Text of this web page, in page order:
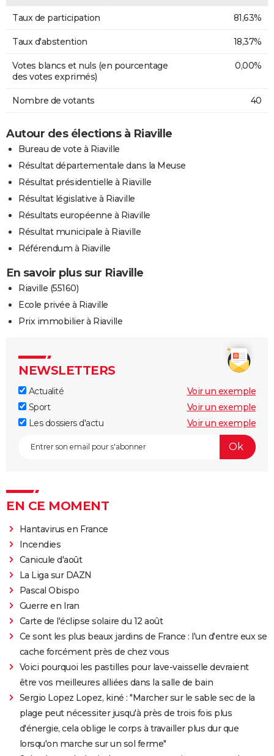
Taux de participation 81,63%
Taux d'abstention 18,37%
Votes blancs et nuls (en pourcentage
des votes exprimés)
0,00%
Nombre de votants 40
Autour des élections à Riaville
Bureau de vote à Riaville
Résultat départementale dans la Meuse
Résultat présidentielle à Riaville
Résultat législative à Riaville
Résultats européenne à Riaville
Résultat municipale à Riaville
Référendum à Riaville
En savoir plus sur Riaville
Riaville (55160)
Ecole privée à Riaville
Prix immobilier à Riaville
NEWSLETTERS
Actualité
Voir un exemple
Sport
Voir un exemple
Les dossiers d'actu
Voir un exemple
EN CE MOMENT
Hantavirus en France
Incendies
Canicule d'août
La Liga sur DAZN
Pascal Obispo
Guerre en Iran
Carte de l'éclipse solaire du 12 août
Ce sont les plus beaux jardins de France : l'un d'entre eux se
cache forcément près de chez vous
Voici pourquoi les pastilles pour lave-vaisselle devraient
être vos meilleures alliées dans la salle de bain
Sergio Lopez Lopez, kiné : "Marcher sur le sable sec de la
plage peut nécessiter jusqu'à près de trois fois plus
d'énergie, cela oblige le corps à travailler plus dur que
lorsqu'on marche sur un sol ferme"